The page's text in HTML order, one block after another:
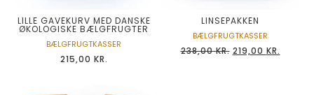
LILLE GAVEKURV MED DANSKE
ØKOLOGISKE BÆLGFRUGTER
BÆLGFRUGTKASSER
215,00 KR.
LINSEPAKKEN
BÆLGFRUGTKASSER
238,00KR. 219,00 KR.